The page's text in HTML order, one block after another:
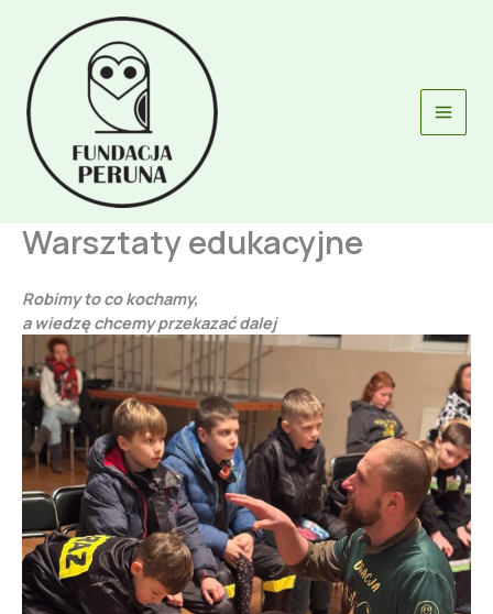
treści
Warsztaty edukacyjne
Robimy to co kochamy,
a wiedzę chcemy przekazać dalej